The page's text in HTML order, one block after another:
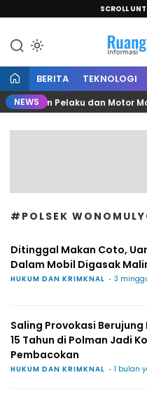
SCROLL
BERITA TEKNOLOGI
NEWSPelaku dan Motor
#POLSEK
Ditinggal Makan Coto,
Dalam Mobil Digasak
HUKUM DAN KRIMKNAL 3
Saling Provokasi
15 Tahun di Polman Jadi
Pembacokan
HUKUM DAN KRIMKNAL 1 bulan